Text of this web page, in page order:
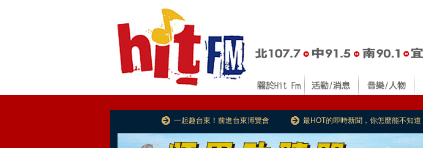
一起趣台東！前進台東博覽會 最HOT的即時新聞，你怎麼能不知道